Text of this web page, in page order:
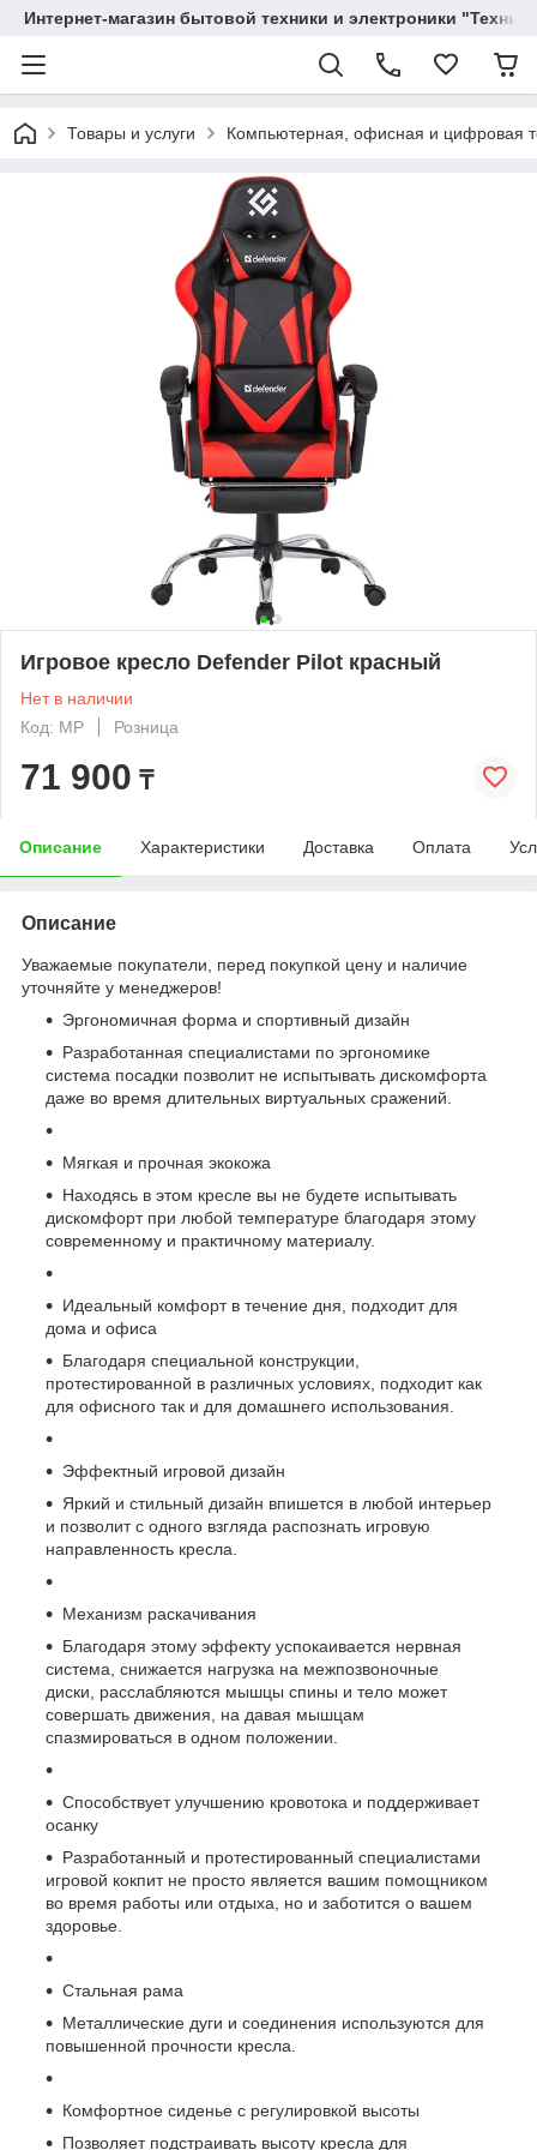
Интернет-магазин бытовой техники и электроники
Товары и услуги Компьютерная, офисная и цифровая
Игровое кресло Defender Pilot красный
Нет в наличии
Код: MP
Розница
71 900 ₸
Описание Характеристики Доставка Оплата
Описание
Уважаемые покупатели, перед покупкой цену и наличие
уточняйте у менеджеров!
Эргономичная форма и спортивный дизайн
Разработанная специалистами по эргономике
система посадки позволит не испытывать дискомфорта
даже во время длительных виртуальных сражений.
Мягкая и прочная экокожа
Находясь в этом кресле вы не будете испытывать
дискомфорт при любой температуре благодаря этому
современному и практичному материалу.
Идеальный комфорт в течение дня, подходит для
дома и офиса
Благодаря специальной конструкции,
протестированной в различных условиях, подходит как
для офисного так и для домашнего использования.
Эффектный игровой дизайн
Яркий и стильный дизайн впишется в любой интерьер
и позволит с одного взгляда распознать игровую
направленность кресла.
Механизм раскачивания
Благодаря этому эффекту успокаивается нервная
система, снижается нагрузка на межпозвоночные
диски, расслабляются мышцы спины и тело может
совершать движения, на давая мышцам
спазмироваться в одном положении.
Способствует улучшению кровотока и поддерживает
осанку
Разработанный и протестированный специалистами
игровой кокпит не просто является вашим помощником
во время работы или отдыха, но и заботится о вашем
здоровье.
Стальная рама
Металлические дуги и соединения используются для
повышенной прочности кресла.
Комфортное сиденье с регулировкой высоты
Позволяет подстраивать высоту кресла для